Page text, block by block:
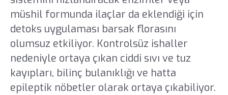
müshil formunda ilaçlar da eklendiği için
detoks uygulaması barsak florasını
olumsuz etkiliyor. Kontrolsüz ishaller
nedeniyle ortaya çıkan ciddi sıvı ve tuz
kayıpları, bilinç bulanıklığı ve hatta
epileptik nöbetler olarak ortaya çıkabiliyor.